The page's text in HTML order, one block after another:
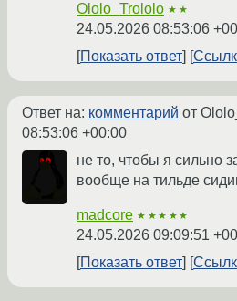
Ololo_Trololo ★★
24.05.2026 08:53:06
Показать ответ
Ответ на: комментарий от
08:53:06 +00:00
не то, чтобы я сильно
вообще на тильде
madcore ★★★★★
24.05.2026 09:09:51
Показать ответ